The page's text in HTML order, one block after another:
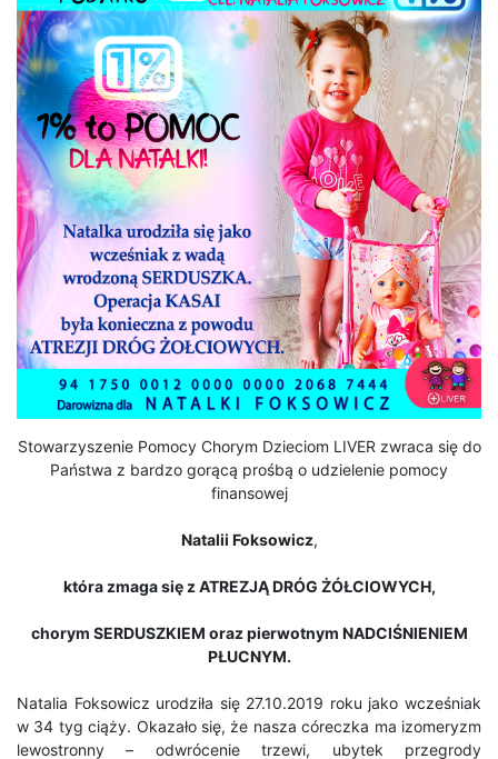
Stowarzyszenie Pomocy Chorym Dzieciom LIVER zwraca się do
Państwa z bardzo gorącą prośbą o udzielenie pomocy
finansowej
Natalii Foksowicz,
która zmaga się z ATREZJĄ DRÓG ŻÓŁCIOWYCH,
chorym SERDUSZKIEM oraz pierwotnym NADCIŚNIENIEM
PŁUCNYM.
Natalia Foksowicz urodziła się 27.10.2019 roku jako wcześniak
w 34 tyg ciąży. Okazało się, że nasza córeczka ma izomeryzm
lewostronny – odwrócenie trzewi, ubytek przegrody